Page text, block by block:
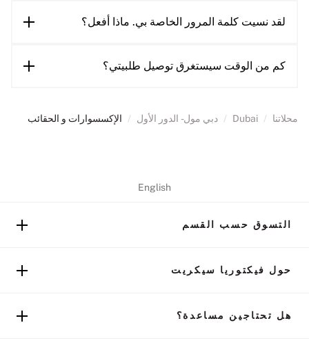
لقد نسيت كلمة المرور الخاصة بي. ماذا أفعل؟
كم من الوقت سيستغرق توصيل طلبيتي؟
محلاتنا /
Dubai
/ دبي مول - الدور الأول / الإكسسوارات و الحقائب
English
التسوق حسب القسم
حول فيكتوريا سيكريت
هل تحتاجين مساعدة؟